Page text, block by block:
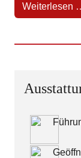
Weiterlesen